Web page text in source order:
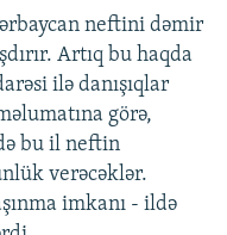
neftini dəmir
Artıq bu haqda
ilə danışıqlar
görə,
bu il neftin
verəcəklər.
imkanı - ildə